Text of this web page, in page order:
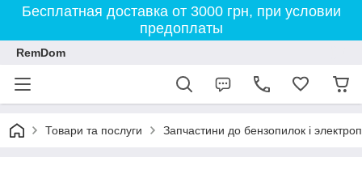
Бесплатная доставка от 3000 грн, при условии
предоплаты
RemDom
Товари та послуги Запчастини до бензопилок і